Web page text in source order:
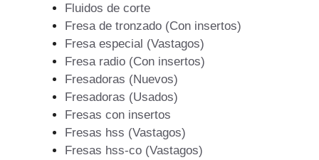
Fluidos de corte
Fresa de tronzado (Con insertos)
Fresa especial (Vastagos)
Fresa radio (Con insertos)
Fresadoras (Nuevos)
Fresadoras (Usados)
Fresas con insertos
Fresas hss (Vastagos)
Fresas hss-co (Vastagos)